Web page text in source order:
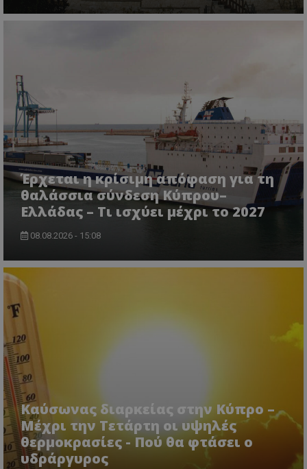
Έρχεται η κρίσιμη απόφαση για τη
θαλάσσια σύνδεση Κύπρου–
Ελλάδας – Τι ισχύει μέχρι το 2027
08.08.2026 - 15:08
Καύσωνας διαρκείας στην Κύπρο –
Μέχρι την Τετάρτη οι υψηλές
θερμοκρασίες - Πού θα φτάσει ο
υδράργυρος